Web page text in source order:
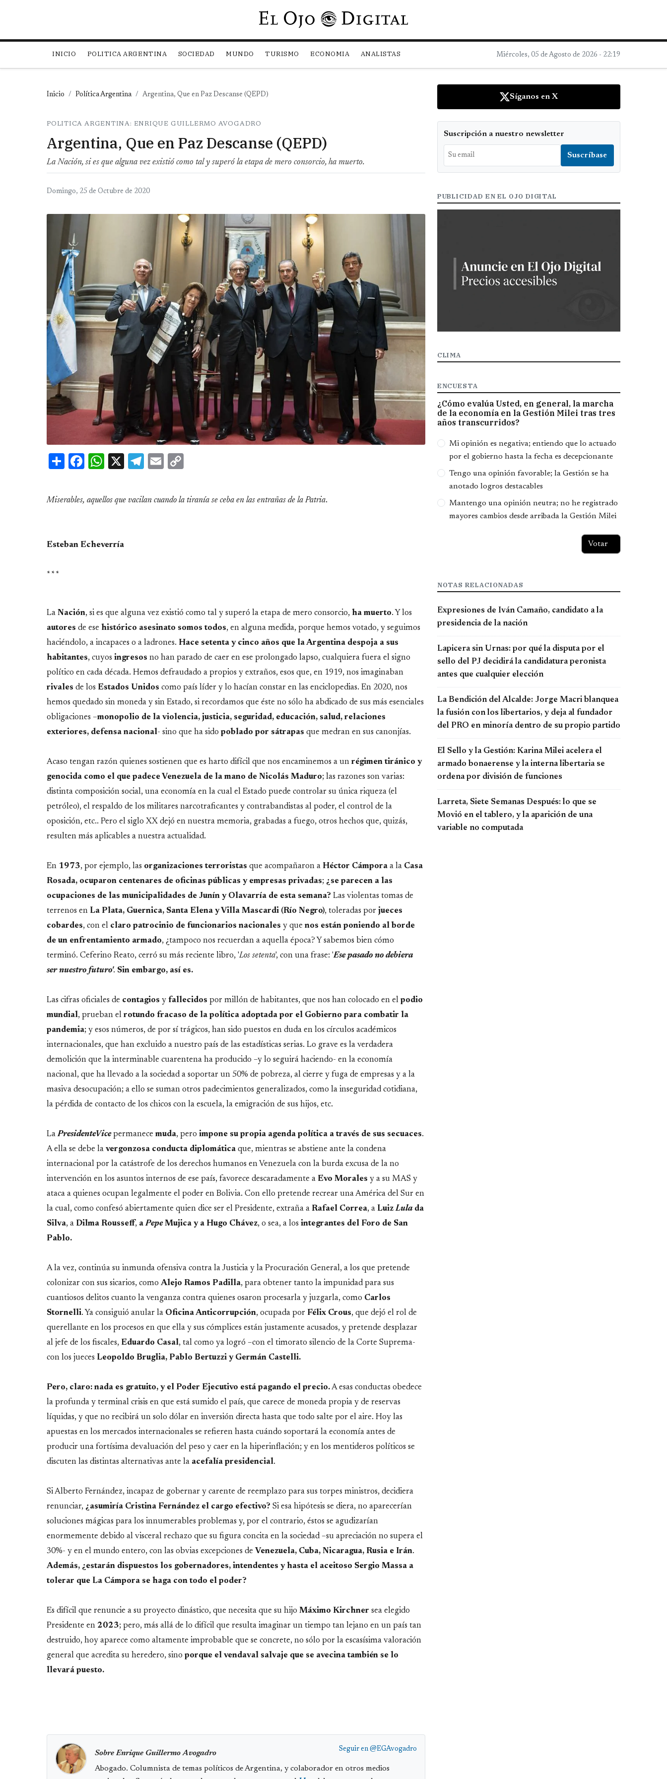
Pasar al contenido principal
INICIO POLITICA ARGENTINA SOCIEDAD MUNDO TURISMO ECONOMIA ANALISTAS Miércoles, 05 de Agosto de 2026 - 22:19
Inicio Política Argentina Argentina, Que en Paz Descanse (QEPD)
POLITICA ARGENTINA: ENRIQUE GUILLERMO AVOGADRO
Argentina, Que en Paz Descanse (QEPD)
La Nación, si es que alguna vez existió como tal y superó la etapa de mero consorcio, ha muerto.
Domingo, 25 de Octubre de 2020
ShareFacebook
WhatsApp
X Telegram
Email
Miserables, aquellos que vacilan cuando la tiranía se ceba en las entrañas de la Patria.
Esteban Echeverría
* * *
La Nación, si es que alguna vez existió como tal y superó la etapa de mero consorcio, ha muerto. Y los
autores de ese histórico asesinato somos todos, en alguna medida, porque hemos votado, y seguimos
haciéndolo, a incapaces o a ladrones. Hace setenta y cinco años que la Argentina despoja a sus
habitantes, cuyos ingresos no han parado de caer en ese prolongado lapso, cualquiera fuera el signo
político en cada década. Hemos defraudado a propios y extraños, esos que, en 1919, nos imaginaban
rivales de los Estados Unidos como país líder y lo hacían constar en las enciclopedias. En 2020, nos
hemos quedado sin moneda y sin Estado, si recordamos que éste no sólo ha abdicado de sus más esenciales
obligaciones –monopolio de la violencia, justicia, seguridad, educación, salud, relaciones
exteriores, defensa nacional- sino que ha sido poblado por sátrapas que medran en sus canonjías.
Acaso tengan razón quienes sostienen que es harto difícil que nos encaminemos a un régimen tiránico y
genocida como el que padece Venezuela de la mano de Nicolás Maduro; las razones son varias:
distinta composición social, una economía en la cual el Estado puede controlar su única riqueza (el
petróleo), el respaldo de los militares narcotraficantes y contrabandistas al poder, el control de la
oposición, etc.. Pero el siglo XX dejó en nuestra memoria, grabadas a fuego, otros hechos que, quizás,
resulten más aplicables a nuestra actualidad.
En 1973, por ejemplo, las organizaciones terroristas que acompañaron a Héctor Cámpora a la Casa
Rosada, ocuparon centenares de oficinas públicas y empresas privadas; ¿se parecen a las
ocupaciones de las municipalidades de Junín y Olavarría de esta semana? Las violentas tomas de
terrenos en La Plata, Guernica, Santa Elena y Villa Mascardi (Río Negro), toleradas por jueces
cobardes, con el claro patrocinio de funcionarios nacionales y que nos están poniendo al borde
de un enfrentamiento armado, ¿tampoco nos recuerdan a aquella época? Y sabemos bien cómo
terminó. Ceferino Reato, cerró su más reciente libro, 'Los setenta', con una frase: 'Ese pasado no debiera
ser nuestro futuro'. Sin embargo, así es.
Las cifras oficiales de contagios y fallecidos por millón de habitantes, que nos han colocado en el podio
mundial, prueban el rotundo fracaso de la política adoptada por el Gobierno para combatir la
pandemia; y esos números, de por sí trágicos, han sido puestos en duda en los círculos académicos
internacionales, que han excluido a nuestro país de las estadísticas serias. Lo grave es la verdadera
demolición que la interminable cuarentena ha producido –y lo seguirá haciendo- en la economía
nacional, que ha llevado a la sociedad a soportar un 50% de pobreza, al cierre y fuga de empresas y a la
masiva desocupación; a ello se suman otros padecimientos generalizados, como la inseguridad cotidiana,
la pérdida de contacto de los chicos con la escuela, la emigración de sus hijos, etc.
LaPresidenteVicepermanece muda, pero impone su propia agenda política a través de sus secuaces.
A ella se debe la vergonzosa conducta diplomática que, mientras se abstiene ante la condena
internacional por la catástrofe de los derechos humanos en Venezuela con la burda excusa de la no
intervención en los asuntos internos de ese país, favorece descaradamente a Evo Morales y a su MAS y
ataca a quienes ocupan legalmente el poder en Bolivia. Con ello pretende recrear una América del Sur en
la cual, como confesó abiertamente quien dice ser el Presidente, extraña a Rafael Correa, a LuizLula da
Silva, a Dilma Rousseff, aPepeMujica y a Hugo Chávez, o sea, a los integrantes del Foro de San
Pablo.
A la vez, continúa su inmunda ofensiva contra la Justicia y la Procuración General, a los que pretende
colonizar con sus sicarios, como Alejo Ramos Padilla, para obtener tanto la impunidad para sus
cuantiosos delitos cuanto la venganza contra quienes osaron procesarla y juzgarla, como Carlos
Stornelli. Ya consiguió anular la Oficina Anticorrupción, ocupada por Félix Crous, que dejó el rol de
querellante en los procesos en que ella y sus cómplices están justamente acusados, y pretende desplazar
al jefe de los fiscales, Eduardo Casal, tal como ya logró –con el timorato silencio de la Corte Suprema-
con los jueces Leopoldo Bruglia, Pablo Bertuzzi y Germán Castelli.
Pero, claro: nada es gratuito, y el Poder Ejecutivo está pagando el precio.A esas conductas obedece
la profunda y terminal crisis en que está sumido el país, que carece de moneda propia y de reservas
líquidas, y que no recibirá un solo dólar en inversión directa hasta que todo salte por el aire. Hoy las
apuestas en los mercados internacionales se refieren hasta cuándo soportará la economía antes de
producir una fortísima devaluación del peso y caer en la hiperinflación; y en los mentideros políticos se
discuten las distintas alternativas ante la acefalía presidencial.
Si Alberto Fernández, incapaz de gobernar y carente de reemplazo para sus torpes ministros, decidiera
renunciar, ¿asumiría Cristina Fernández el cargo efectivo? Si esa hipótesis se diera, no aparecerían
soluciones mágicas para los innumerables problemas y, por el contrario, éstos se agudizarían
enormemente debido al visceral rechazo que su figura concita en la sociedad –su apreciación no supera el
30%- y en el mundo entero, con las obvias excepciones de Venezuela, Cuba, Nicaragua, Rusia e Irán.
Además, ¿estarán dispuestos los gobernadores, intendentes y hasta el aceitoso Sergio Massa a
tolerar que La Cámpora se haga con todo el poder?
Es difícil que renuncie a su proyecto dinástico, que necesita que su hijo Máximo Kirchner sea elegido
Presidente en 2023; pero, más allá de lo difícil que resulta imaginar un tiempo tan lejano en un país tan
destruido, hoy aparece como altamente improbable que se concrete, no sólo por la escasísima valoración
general que acredita su heredero, sino porque el vendaval salvaje que se avecina también se lo
llevará puesto.
Seguir en @EGAvogadro
Sobre Enrique Guillermo Avogadro
Abogado. Columnista de temas políticos de Argentina, y colaborador en otros medios
Síganos en X
Suscripción a nuestro newsletter
PUBLICIDAD EN EL OJO DIGITAL
CLIMA
ENCUESTA
¿Cómo evalúa Usted, en general, la marcha
de la economía en la Gestión Milei tras tres
años transcurridos?
Opciones
Mi opinión es negativa; entiendo que lo actuado
por el gobierno hasta la fecha es decepcionante
Tengo una opinión favorable; la Gestión se ha
anotado logros destacables
Mantengo una opinión neutra; no he registrado
mayores cambios desde arribada la Gestión Milei
NOTAS RELACIONADAS
Expresiones de Iván Camaño, candidato a la
presidencia de la nación
Lapicera sin Urnas: por qué la disputa por el
sello del PJ decidirá la candidatura peronista
antes que cualquier elección
La Bendición del Alcalde: Jorge Macri blanquea
la fusión con los libertarios, y deja al fundador
del PRO en minoría dentro de su propio partido
El Sello y la Gestión: Karina Milei acelera el
armado bonaerense y la interna libertaria se
ordena por división de funciones
Larreta, Siete Semanas Después: lo que se
Movió en el tablero, y la aparición de una
variable no computada